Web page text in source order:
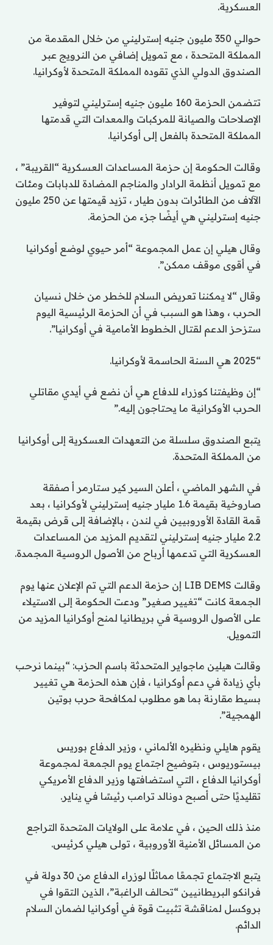
العسكرية.
حوالي 350 مليون جنيه إسترليني من خلال المقدمة من
المملكة المتحدة ، مع تمويل إضافي من النرويج عبر
الصندوق الدولي الذي تقوده المملكة المتحدة لأوكرانيا.
تتضمن الحزمة 160 مليون جنيه إسترليني لتوفير
الإصلاحات والصيانة للمركبات والمعدات التي قدمتها
المملكة المتحدة بالفعل إلى أوكرانيا.
وقالت الحكومة إن حزمة المساعدات العسكرية “القريبة” ،
مع تمويل أنظمة الرادار والمناجم المضادة للدبابات ومئات
الآلاف من الطائرات بدون طيار ، تزيد قيمتها عن 250 مليون
جنيه إسترليني هي أيضًا جزء من الحزمة.
وقال هيلي إن عمل المجموعة “أمر حيوي لوضع أوكرانيا
في أقوى موقف ممكن”.
وقال “لا يمكننا تعريض السلام للخطر من خلال نسيان
الحرب ، وهذا هو السبب في أن الحزمة الرئيسية اليوم
ستزحز الدعم لقتال الخطوط الأمامية في أوكرانيا”.
“2025 هي السنة الحاسمة لأوكرانيا.
“إن وظيفتنا كوزراء للدفاع هي أن نضع في أيدي مقاتلي
الحرب الأوكرانية ما يحتاجون إليه.”
يتبع الصندوق سلسلة من التعهدات العسكرية إلى أوكرانيا
من المملكة المتحدة.
في الشهر الماضي ، أعلن السير كير ستارمر أ صفقة
صاروخية بقيمة 1.6 مليار جنيه إسترليني لأوكرانيا ،
بعد
قمة القادة الأوروبيين في لندن ، بالإضافة إلى قرض بقيمة
2.2 مليار جنيه إسترليني لتقديم المزيد من المساعدات
العسكرية التي تدعمها أرباح من الأصول الروسية المجمدة.
وقالت LIB DEMS إن حزمة الدعم التي تم الإعلان عنها يوم
الجمعة كانت “تغيير صغير” ودعت الحكومة إلى الاستيلاء
على الأصول الروسية في بريطانيا لمنح أوكرانيا المزيد من
التمويل.
وقالت هيلين ماجواير المتحدثة باسم الحزب: “بينما نرحب
بأي زيادة في دعم أوكرانيا ، فإن هذه الحزمة هي تغيير
بسيط مقارنة بما هو مطلوب لمكافحة حرب بوتين
الهمجية”.
يقوم هايلي ونظيره الألماني ، وزير الدفاع بوريس
بيستوريوس ، بتوضيح اجتماع يوم الجمعة لمجموعة
أوكرانيا الدفاع ، التي استضافتها وزير الدفاع الأمريكي
تقليديًا حتى أصبح دونالد ترامب رئيسًا في يناير.
منذ ذلك الحين ، في علامة على الولايات المتحدة التراجع
من المسائل الأمنية الأوروبية ، تولى هيلي كرئيس.
يتبع الاجتماع تجمعًا مماثلًا لوزراء الدفاع من 30 دولة في
فرانكو البريطانيين “تحالف الراغبة”، الذين التقوا في
بروكسل لمناقشة تثبيت قوة في أوكرانيا لضمان السلام
الدائم.